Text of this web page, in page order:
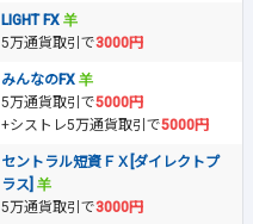
LIGHT FX
5万通貨取引で3000円
みんなのFX
5万通貨取引で5000円
+シストレ5万通貨取引で5000円
セントラル短資ＦＸ[ダイレクトプ
ラス]
5万通貨取引で3000円